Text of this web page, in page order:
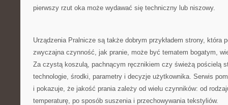
pierwszy rzut oka może wydawać się techniczny lub niszowy.
Urządzenia Pralnicze są także dobrym przykładem strony, która
zwyczajna czynność, jak pranie, może być tematem bogatym,
Za czystą koszulą, pachnącym ręcznikiem czy świeżą pościelą
technologie, środki, parametry i decyzje użytkownika. Serwis
i pokazuje, że jakość prania zależy od wielu czynników: od
temperaturę, po sposób suszenia i przechowywania tekstyliów.